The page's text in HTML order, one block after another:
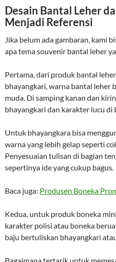
Desain Bantal Leher
Menjadi Referensi
Jika belum ada gambaran, kami
apa tema souvenir bantal leher
Pertama, dari produk bantal
bhayangkari, warna bantal leher
muda. Di samping kanan dan
bhayangkari dan karakter lucu di
Untuk bhayangkara bisa
warna yang lebih gelap seperti
Penyesuaian tulisan di bagian
sepertinya ide yang cukup bagus.
Baca juga: Produsen Boneka
Kedua, untuk produk boneka
karakter polisi atau boneka
baju bertuliskan bhayangkari